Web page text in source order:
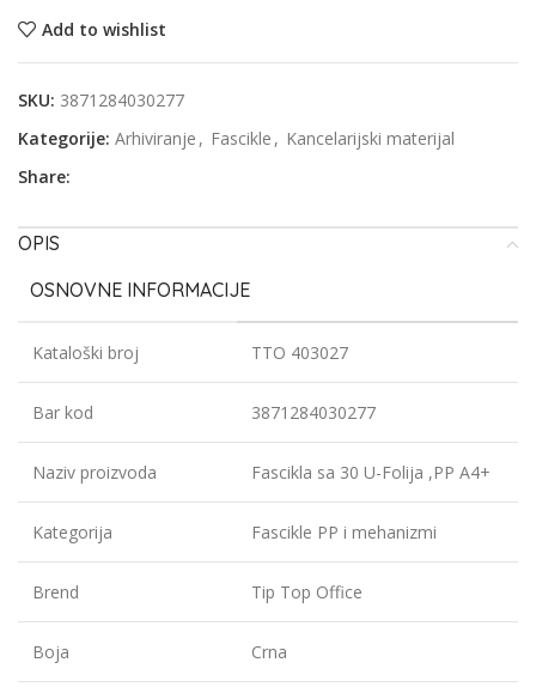
Add to wishlist
SKU: 3871284030277
Kategorije: Arhiviranje , Fascikle , Kancelarijski materijal
Share:
OPIS
OSNOVNE INFORMACIJE
Kataloški broj TTO 403027
Bar kod 3871284030277
Naziv proizvoda Fascikla sa 30 U-Folija ,PP A4+
Kategorija Fascikle PP i mehanizmi
Brend Tip Top Office
Boja Crna